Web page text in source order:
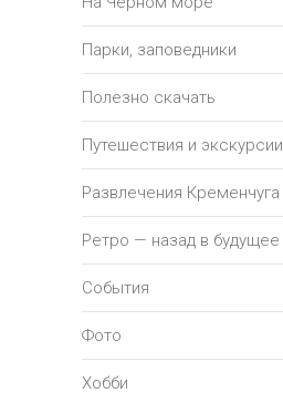
Парки, заповедники
Полезно скачать
Путешествия и экскурсии
Развлечения Кременчуга
Ретро — назад в будущее
События
Фото
Хобби